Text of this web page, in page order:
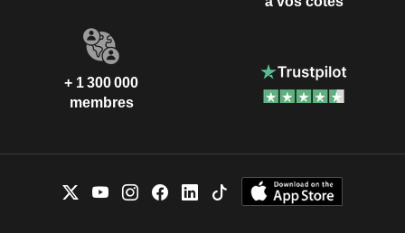
+ 1 300 000
membres